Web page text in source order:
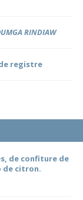
RINDIAW
registre
de confiture de
de citron.